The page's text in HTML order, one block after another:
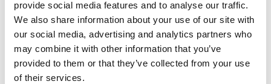
provide social media features and to analyse our traffic.
We also share information about your use of our site with
our social media, advertising and analytics partners who
may combine it with other information that you’ve
provided to them or that they’ve collected from your use
of their services.
Toggle techspec
Especificações técnicas
Toggle guides and instructions
Instruções